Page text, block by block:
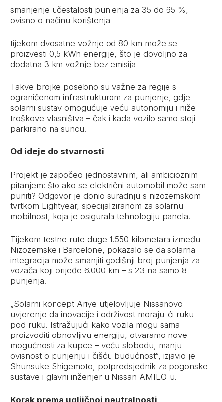
smanjenje učestalosti punjenja za 35 do 65 %,
ovisno o načinu korištenja
tijekom dvosatne vožnje od 80 km može se
proizvesti 0,5 kWh energije, što je dovoljno za
dodatna 3 km vožnje bez emisija
Takve brojke posebno su važne za regije s
ograničenom infrastrukturom za punjenje, gdje
solarni sustav omogućuje veću autonomiju i niže
troškove vlasništva – čak i kada vozilo samo stoji
parkirano na suncu.
Od ideje do stvarnosti
Projekt je započeo jednostavnim, ali ambicioznim
pitanjem: što ako se električni automobil može sam
puniti? Odgovor je donio suradnju s nizozemskom
tvrtkom Lightyear, specijaliziranom za solarnu
mobilnost, koja je osigurala tehnologiju panela.
Tijekom testne rute duge 1.550 kilometara između
Nizozemske i Barcelone, pokazalo se da solarna
integracija može smanjiti godišnji broj punjenja za
vozača koji prijeđe 6.000 km – s 23 na samo 8
punjenja.
„Solarni koncept Ariye utjelovljuje Nissanovo
uvjerenje da inovacije i održivost moraju ići ruku
pod ruku. Istražujući kako vozila mogu sama
proizvoditi obnovljivu energiju, otvaramo nove
mogućnosti za kupce – veću slobodu, manju
ovisnost o punjenju i čišću budućnost“, izjavio je
Shunsuke Shigemoto, potpredsjednik za pogonske
sustave i glavni inženjer u Nissan AMIEO-u.
Korak prema ugljičnoj neutralnosti